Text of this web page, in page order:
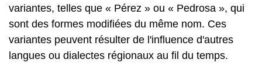
variantes, telles que « Pérez » ou « Pedrosa », qui
sont des formes modifiées du même nom. Ces
variantes peuvent résulter de l'influence d'autres
langues ou dialectes régionaux au fil du temps.